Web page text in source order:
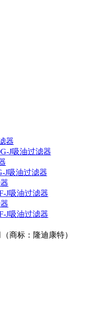
J吸油过滤器
J吸油过滤器
J吸油过滤器
J吸油过滤器
商标：隆迪康特）